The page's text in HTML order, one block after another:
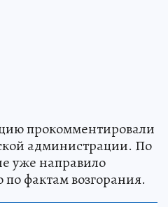
прокомментировали
администрации. По
уже направило
фактам возгорания.